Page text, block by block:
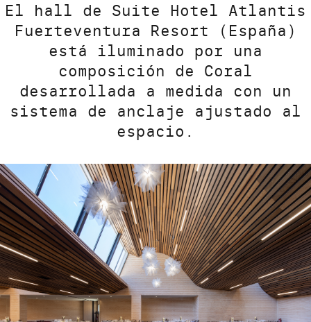
El hall de Suite Hotel Atlantis
Fuerteventura Resort (España)
está iluminado por una
composición de Coral
desarrollada a medida con un
sistema de anclaje ajustado al
espacio.